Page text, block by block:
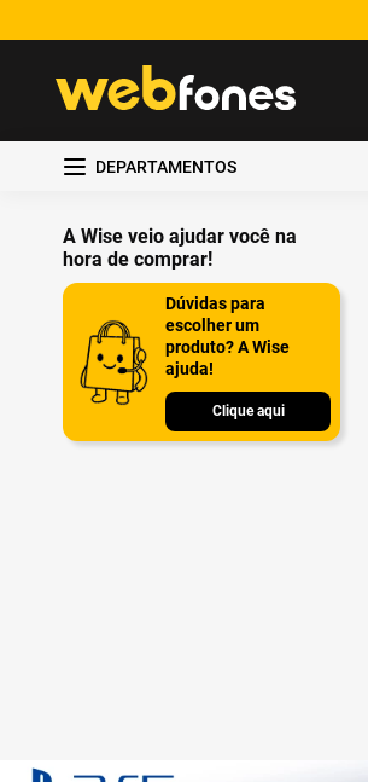
DEPARTAMENTOS
A Wise veio ajudar você na
hora de comprar!
Dúvidas para
escolher um
produto? A Wise
ajuda!
Clique aqui